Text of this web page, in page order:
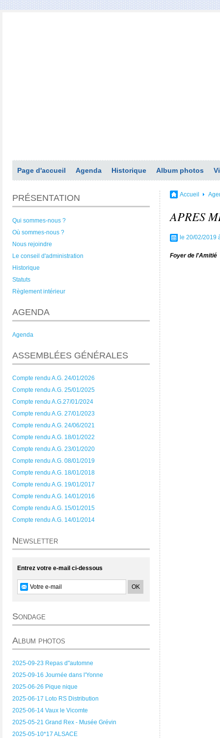
Page d'accueil Agenda Historique Album photos
PRÉSENTATION
Qui sommes-nous ?
Où sommes-nous ?
Nous rejoindre
Le conseil d'administration
Historique
Statuts
Règlement intérieur
AGENDA
Agenda
ASSEMBLÉES GÉNÉRALES
Compte rendu A.G. 24/01/2026
Compte rendu A.G. 25/01/2025
Compte rendu A.G.27/01/2024
Compte rendu A.G. 27/01/2023
Compte rendu A.G. 24/06/2021
Compte rendu A.G. 18/01/2022
Compte rendu A.G. 23/01/2020
Compte rendu A.G. 08/01/2019
Compte rendu A.G. 18/01/2018
Compte rendu A.G. 19/01/2017
Compte rendu A.G. 14/01/2016
Compte rendu A.G. 15/01/2015
Compte rendu A.G. 14/01/2014
Newsletter
Entrez votre e-mail ci-dessous
Sondage
Album photos
2025-09-23 Repas d"automne
2025-09-16 Journée dans l'Yonne
2025-06-26 Pique nique
2025-06-17 Loto RS Distribution
2025-06-14 Vaux le Vicomte
2025-05-21 Grand Rex - Musée Grévin
2025-05-10*17 ALSACE
Accueil
APRES
le 20/02/2019
Foyer de l'Amitié